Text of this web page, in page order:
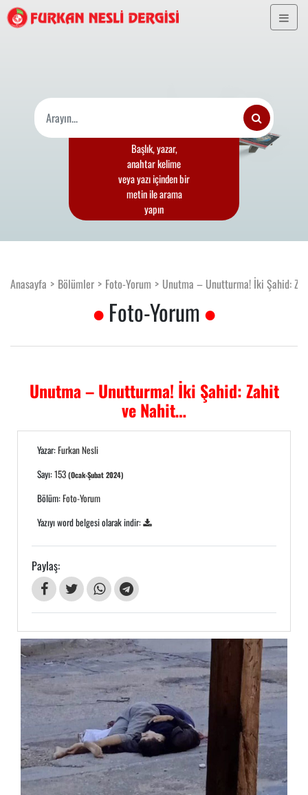
Başlık, yazar,
anahtar kelime
veya yazı içinden bir
metin ile arama
yapın
Anasayfa Bölümler Foto-Yorum Unutma – Unutturma! İki Şahid:
Foto-Yorum
Unutma – Unutturma! İki Şahid: Zahit
ve Nahit…
Yazar:Furkan Nesli
Sayı:153(Ocak-Şubat 2024)
Bölüm:Foto-Yorum
Yazıyı word belgesi olarak indir:
Paylaş: